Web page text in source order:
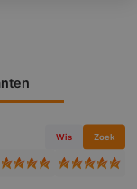
Wis Zoek